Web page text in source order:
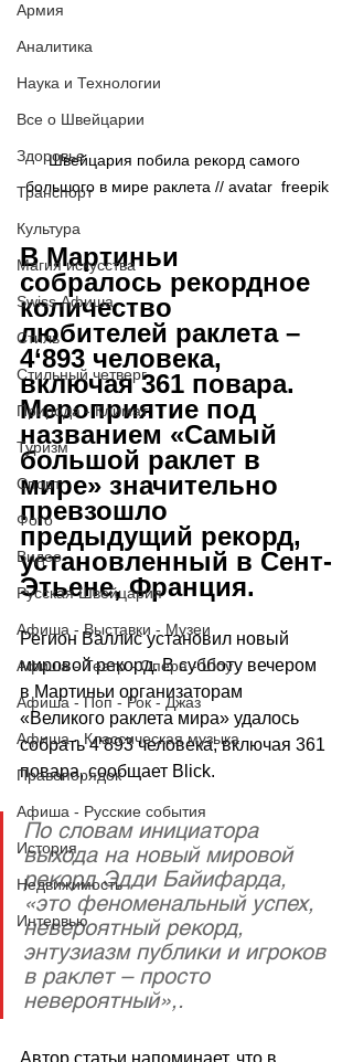
Армия
Аналитика
Наука и Технологии
Все о Швейцарии
Здоровье
Транспорт
Культура
Магия искусства
Swiss Афиша
Стиль
Стильный четверг
Природа - Климат
Туризм
Спорт
Фото
Видео
Русская Швейцария
Афиша - Выставки - Музеи
Афиша - Театр - Опера - Шоу
Афиша - Поп - Рок - Джаз
Афиша - Классическая музыка
Правопорядок
Афиша - Русские события
История
Недвижимость
Интервью
Швейцария побила рекорд самого
большого в мире раклета // avatar  freepik
В Мартиньи
собралось рекордное
количество
любителей раклета –
4‘893 человека,
включая 361 повара.
Мероприятие под
названием «Самый
большой раклет в
мире» значительно
превзошло
предыдущий рекорд,
установленный в Сент-
Этьене, Франция.
Регион Валлис установил новый
мировой рекорд. В субботу вечером
в Мартиньи организаторам
«Великого раклета мира» удалось
собрать 4‘893 человека, включая 361
повара, сообщает Blick.
По словам инициатора
выхода на новый мировой
рекорд Эдди Байифарда,
«это феноменальный успех,
невероятный рекорд,
энтузиазм публики и игроков
в раклет – просто
невероятный»,.
Автор статьи напоминает, что в